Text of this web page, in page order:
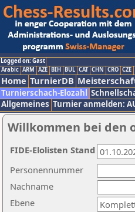
Logged on: Gast
Arabic ARM AZE BIH BUL CAT CHN CRO CZE
Home TurnierDB
Turnierschach-Elozahl
Allgemeines Turnier anmelden:
Willkommen bei den
Nachname
Ebene
Personennummer
FIDE-Elolisten Stand